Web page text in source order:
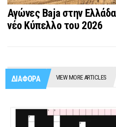
Αγώνες Baja στην
νέο Κύπελλο του 2026
ΔΙΑΦΟΡΑ VIEW MORE ARTICLES